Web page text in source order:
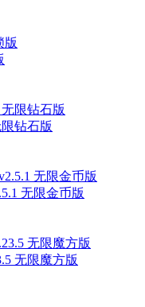
钻石版
无限金币版
无限魔方版